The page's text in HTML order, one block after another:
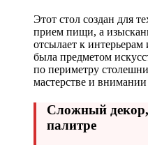
Этот стол создан для
прием пищи, а
отсылает к интерьерам
была предметом
по периметру
мастерстве и
Сложный
палитре